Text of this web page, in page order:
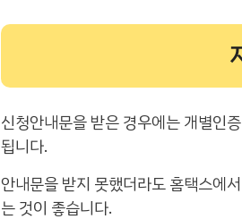
신청안내문을 받은 경우에는 개별
됩니다.
안내문을 받지 못했더라도 홈택스에
는 것이 좋습니다.